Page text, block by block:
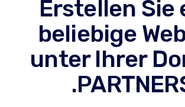
Erstellen Sie
beliebige
unter Ihrer